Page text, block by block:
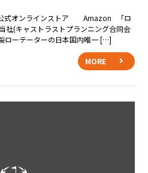
公式オンラインストア Amazon 「ロ
社(キャストラストプランニング合同会
ーテーターの日本国内唯一 […]
MORE